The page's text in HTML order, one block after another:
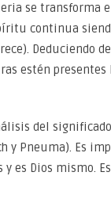
se transforma
continua
Deduciendo
estén presentes
del
y Pneuma). Es
es Dios mismo.